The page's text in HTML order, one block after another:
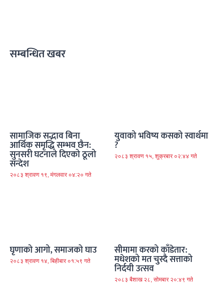
सम्बन्धित खबर
सामाजिक सद्भाव बिना
आर्थिक समृद्धि सम्भव छैन:
सुनसरी घटनाले दिएको ठूलो
सन्देश
२०८३ श्रावण १९, मंगलवार ०४:२० गते
युवाको भविष्य कसको स्वार्थमा
?
२०८३ श्रावण १५, शुक्रबार ०२:४४ गते
घृणाको आगो, समाजको घाउ
२०८३ श्रावण १४, बिहीबार ०१:५९ गते
सीमामा करको काँडेतार:
मधेशको मत चुस्दै सत्ताको
निर्दयी उत्सव
२०८३ बैशाख २८, सोमबार २०:४९ गते